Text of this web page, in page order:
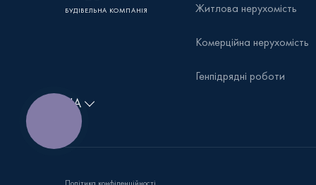
БУДІВЕЛЬНА КОМПАНІЯ Житлова нерухомість
Комерційна нерухомість
Генпідрядні роботи